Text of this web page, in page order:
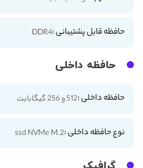
حافظه قابل پشتیبانی :DDR4
حافظه داخلی
حافظه داخلی :512 و 256 گیگابایت
نوع حافظه داخلی :ssd NVMe M.2